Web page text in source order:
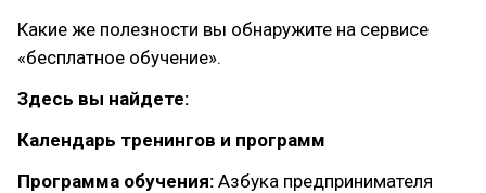
Какие же полезности вы обнаружите на сервисе
«бесплатное обучение».
Здесь вы найдете:
Календарь тренингов и программ
Программа обучения: Азбука предпринимателя